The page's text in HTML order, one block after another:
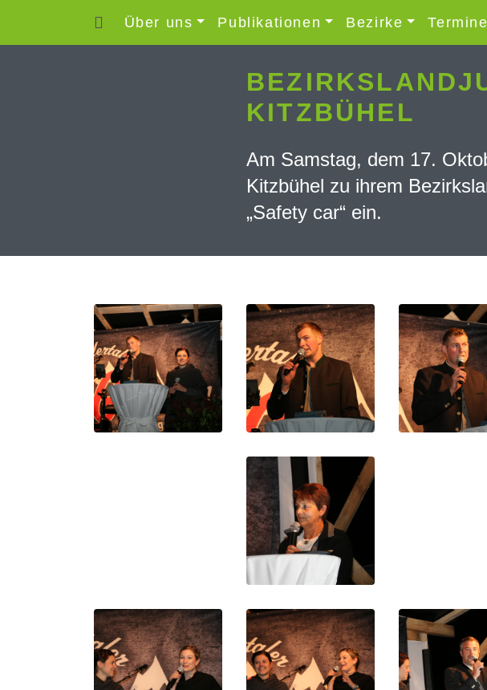
Über uns Publikationen Bezirke Termine
KITZBÜHEL
Am Samstag, dem 17.
Kitzbühel zu ihrem
„Safety car“ ein.